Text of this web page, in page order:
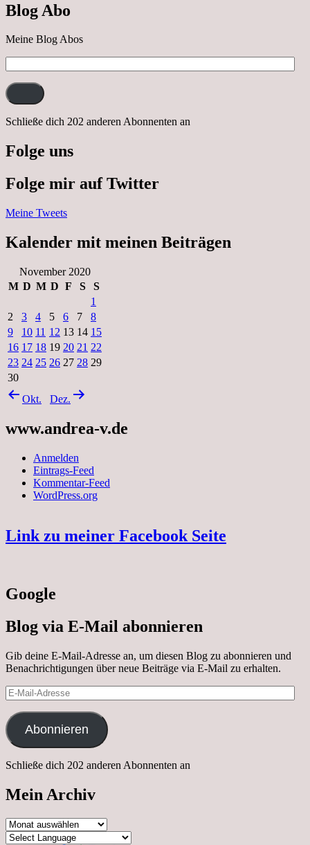
Blog Abo
Meine Blog Abos
Mail-
Adresse:
Schließe dich 202 anderen Abonnenten an
Folge uns
Folge mir auf Twitter
Meine Tweets
Kalender mit meinen Beiträgen
November 2020
M D M D F S
S
1
2
3 4 5 6 7
8
9
10 11 12 13 14 15
16 17 18 19 20 21 22
23 24 25 26 27 28 29
30
Okt.
Dez.
www.andrea-v.de
Anmelden
Eintrags-Feed
Kommentar-Feed
WordPress.org
Link zu meiner Facebook Seite
Google
Blog via E-Mail abonnieren
Gib deine E-Mail-Adresse an, um diesen Blog zu abonnieren und
Benachrichtigungen über neue Beiträge via E-Mail zu erhalten.
E-
Mail-
Adresse
Abonnieren
Schließe dich 202 anderen Abonnenten an
Mein Archiv
Mein
Archiv